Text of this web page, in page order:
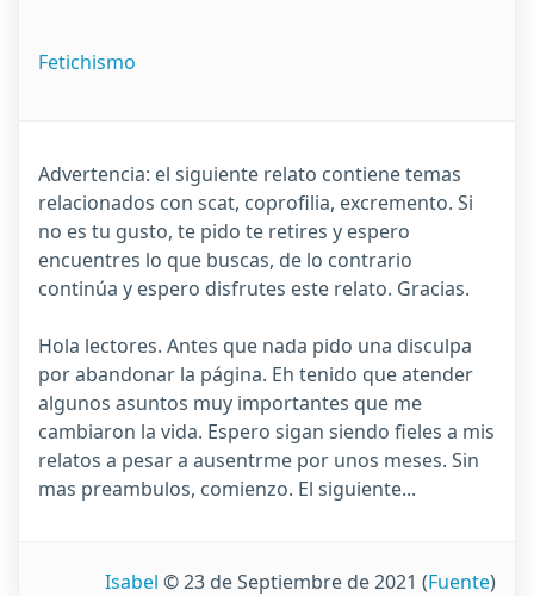
Fetichismo
Advertencia: el siguiente relato contiene temas
relacionados con scat, coprofilia, excremento. Si
no es tu gusto, te pido te retires y espero
encuentres lo que buscas, de lo contrario
continúa y espero disfrutes este relato. Gracias.
Hola lectores. Antes que nada pido una disculpa
por abandonar la página. Eh tenido que atender
algunos asuntos muy importantes que me
cambiaron la vida. Espero sigan siendo fieles a mis
relatos a pesar a ausentrme por unos meses. Sin
mas preambulos, comienzo. El siguiente...
Isabel © 23 de Septiembre de 2021 (Fuente)